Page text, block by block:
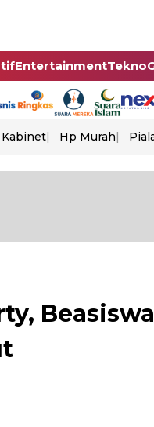
EntertainmentTekno
Hp Murah